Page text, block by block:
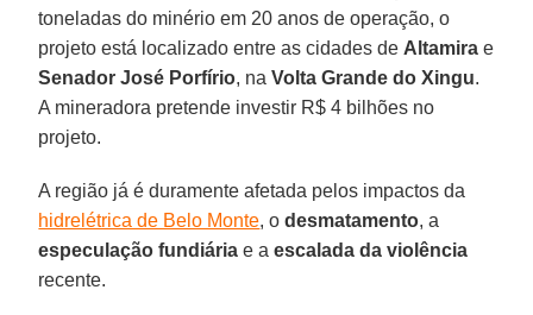
toneladas do minério em 20 anos de operação, o
projeto está localizado entre as cidades de Altamira e
Senador José Porfírio, naVolta Grande do Xingu.
A mineradora pretende investir R$ 4 bilhões no
projeto.
A região já é duramente afetada pelos impactos da
hidrelétrica de Belo Monte, odesmatamento, a
especulação fundiária e aescalada da violência
recente.